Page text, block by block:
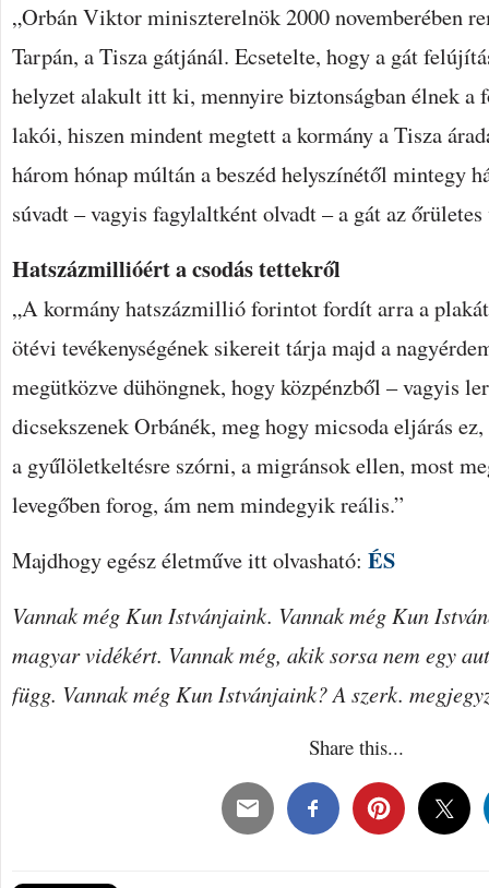
„Orbán Viktor miniszterelnök 2000 novemberében
Tarpán, a Tisza gátjánál. Ecsetelte, hogy a gát
helyzet alakult itt ki, mennyire biztonságban élnek a
lakói, hiszen mindent megtett a kormány a Tisza
három hónap múltán a beszéd helyszínétől mintegy
súvadt – vagyis fagylaltként olvadt – a gát az
Hatszázmillióért a csodás tettekről
„A kormány hatszázmillió forintot fordít arra a
ötévi tevékenységének sikereit tárja majd a
megütközve dühöngnek, hogy közpénzből – vagyis
dicsekszenek Orbánék, meg hogy micsoda eljárás
a gyűlöletkeltésre szórni, a migránsok ellen, most
levegőben forog, ám nem mindegyik reális.”
Majdhogy egész életműve itt olvasható: ÉS
Vannak még Kun Istvánjaink. Vannak még Kun
magyar vidékért. Vannak még, akik sorsa nem egy
függ. Vannak még Kun Istvánjaink? A szerk.
Share this...